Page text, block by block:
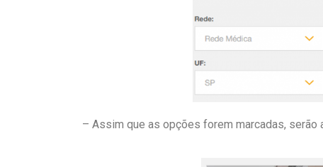
– Assim que as opções forem marcadas,